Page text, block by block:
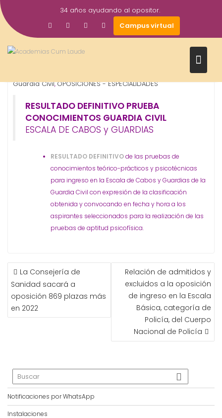
Saltar
al
contenido
34 años ayudando al opositor.
Campus virtual
Oct
2021
Gestor AcademiasCumLaude
,
Guardia Civil,OPOSICIONES - ESPECIALIDADES
RESULTADO DEFINITIVO PRUEBA
CONOCIMIENTOS GUARDIA CIVIL
ESCALA DE CABOS y GUARDIAS
RESULTADO DEFINITIVOde las pruebas de
conocimientos teórico-prácticos y psicotécnicas
para ingreso en la Escala de Cabos y Guardias de la
Guardia Civil con expresión de la clasificación
obtenida y convocando en fecha y hora a los
aspirantes seleccionados para la realización de las
pruebas de aptitud psicofísica.
NAVEGACIÓN
DE
ENTRADAS
La Consejería de
Sanidad sacará a
oposición 869 plazas más
en 2022
Relación de admitidos y
excluidos a la oposición
de ingreso en la Escala
Básica, categoría de
Policía, del Cuerpo
Nacional de Policía
Notificaciones por WhatsApp
Instalaciones